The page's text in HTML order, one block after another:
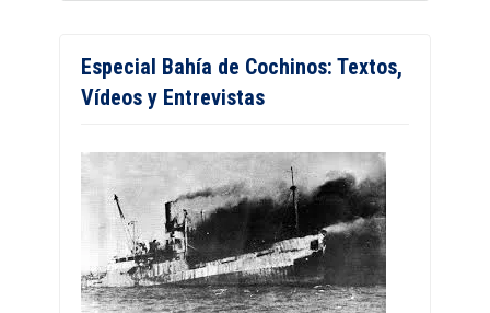
Especial Bahía de Cochinos: Textos,
Vídeos y Entrevistas